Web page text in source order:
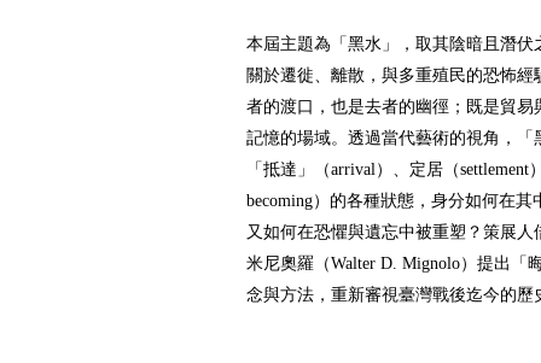
本屆主題為「黑水」，取其陰暗且潛
關於遷徙、離散，與多重殖民的恐怖
者的渡口，也是去者的幽徑；既是貿
記憶的場域。透過當代藝術的視角，
「抵達」（arrival）、定居（
becoming）的各種狀態，身分如何在
又如何在恐懼與遺忘中被重塑？策展
米尼奧羅（Walter D. Mignolo）提出「
念與方法，重新審視臺灣戰後迄今的歷